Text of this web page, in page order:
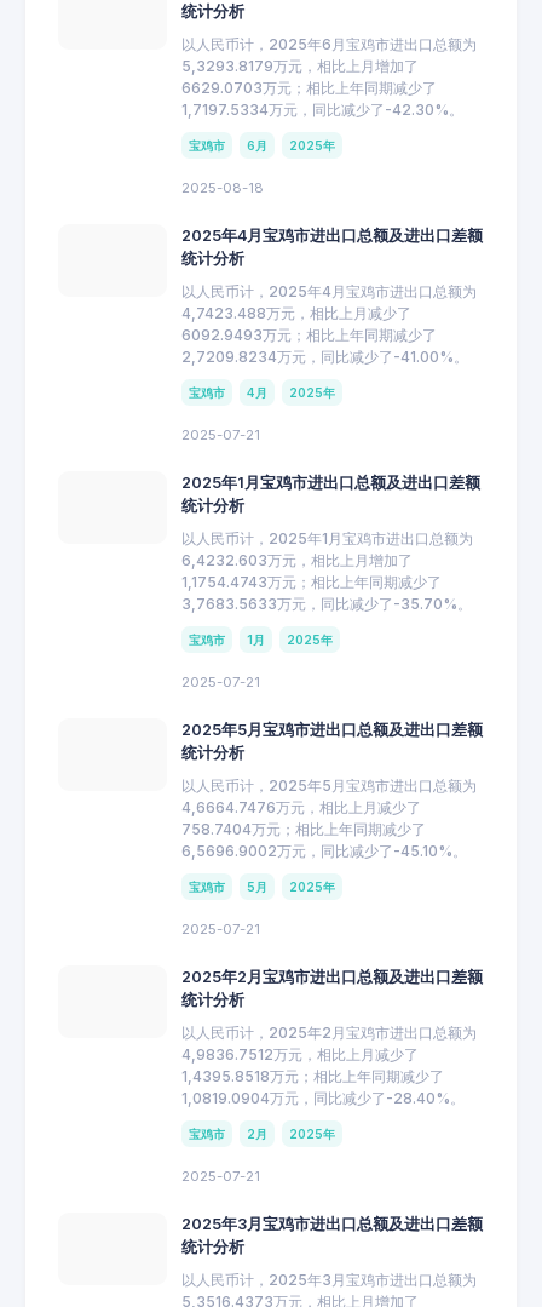
统计分析
以人民币计，2025年6月宝鸡市进出口总额为
5,3293.8179万元，相比上月增加了
6629.0703万元；相比上年同期减少了
1,7197.5334万元，同比减少了-42.30%。
宝鸡市 6月 2025年
2025-08-18
2025年4月宝鸡市进出口总额及进出口差额
统计分析
以人民币计，2025年4月宝鸡市进出口总额为
4,7423.488万元，相比上月减少了
6092.9493万元；相比上年同期减少了
2,7209.8234万元，同比减少了-41.00%。
宝鸡市 4月 2025年
2025-07-21
2025年1月宝鸡市进出口总额及进出口差额
统计分析
以人民币计，2025年1月宝鸡市进出口总额为
6,4232.603万元，相比上月增加了
1,1754.4743万元；相比上年同期减少了
3,7683.5633万元，同比减少了-35.70%。
宝鸡市 1月 2025年
2025-07-21
2025年5月宝鸡市进出口总额及进出口差额
统计分析
以人民币计，2025年5月宝鸡市进出口总额为
4,6664.7476万元，相比上月减少了
758.7404万元；相比上年同期减少了
6,5696.9002万元，同比减少了-45.10%。
宝鸡市 5月 2025年
2025-07-21
2025年2月宝鸡市进出口总额及进出口差额
统计分析
以人民币计，2025年2月宝鸡市进出口总额为
4,9836.7512万元，相比上月减少了
1,4395.8518万元；相比上年同期减少了
1,0819.0904万元，同比减少了-28.40%。
宝鸡市 2月 2025年
2025-07-21
2025年3月宝鸡市进出口总额及进出口差额
统计分析
以人民币计，2025年3月宝鸡市进出口总额为
5,3516.4373万元，相比上月增加了